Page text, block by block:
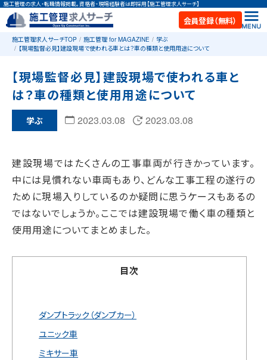
施工管理の求人・転職情報掲載。資格者・現場経験者は即採用【施工管理求人サーチ】
会員登録（無料）
施工管理求人サーチTOP 施工管理 for MAGAZINE
学ぶ
【現場監督必見】建設現場で使われる車とは？車の種類と使用用途について
【現場監督必見】建設現場で使われる車と
は？車の種類と使用用途について
学ぶ 2023.03.08 2023.03.08
建設現場ではたくさんの工事車両が行きかっています。
中には見慣れない車両もあり、どんな工事工程の遂行の
ために現場入りしているのか疑問に思うケースもあるの
ではないでしょうか。ここでは建設現場で働く車の種類と
使用用途についてまとめました。
目次
ダンプトラック（ダンプカー）
ユニック車
ミキサー車